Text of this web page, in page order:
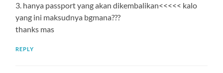
3. hanya passport yang akan dikembalikan<<<<< kalo
yang ini maksudnya bgmana???
thanks mas
REPLY